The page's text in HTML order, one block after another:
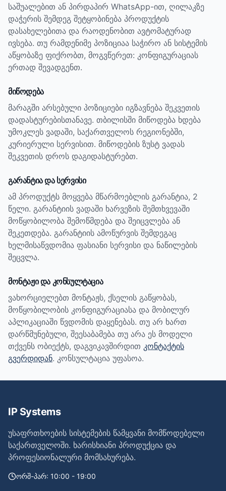
საშუალებით ან პირდაპირ WhatsApp-ით, ღილაკზე
დაჭერის შემდეგ შეტყობინება პროდუქტის
დასახელებითა და რაოდენობით ავტომატურად
ივსება. თუ რამდენიმე პოზიციაა საჭირო ან სისტემის
აწყობაზე ფიქრობთ, მოგვწერეთ: კონფიგურაციას
ერთად შევადგენთ.
მიწოდება
მარაგში არსებული პოზიციები იგზავნება შეკვეთის
დადასტურებისთანავე. თბილისში მიწოდება ხდება
უმოკლეს ვადაში, საქართველოს რეგიონებში,
კურიერული სერვისით. მიწოდების ზუსტ ვადას
შეკვეთის დროს დაგიდასტურებთ.
გარანტია და სერვისი
ამ პროდუქტს მოყვება მწარმოებლის გარანტია, 2
წელი. გარანტიის ვადაში ხარვეზის შემთხვევაში
მოწყობილობა შემოწმდება და შეიცვლება ან
შეკეთდება. გარანტიის ამოწურვის შემდეგაც
ხელმისაწვდომია ფასიანი სერვისი და ნაწილების
შეცვლა.
მონტაჟი და კონსულტაცია
ვახორციელებთ მონტაჟს, ქსელის გაწყობას,
მოწყობილობის კონფიგურაციასა და მობილურ
აპლიკაციაში წვდომის დაყენებას. თუ არ ხართ
დარწმუნებული, შეესაბამება თუ არა ეს მოდელი
თქვენს ობიექტს, დაგვიკავშირდით კონტაქტის
გვერდიდან. კონსულტაცია უფასოა.
IP Systems
უსაფრთხოების სისტემების წამყვანი მომწოდებელი
საქართველოში. ხარისხიანი პროდუქცია და
პროფესიონალური მომსახურება.
ორშ-პარ: 10:00 - 19:00